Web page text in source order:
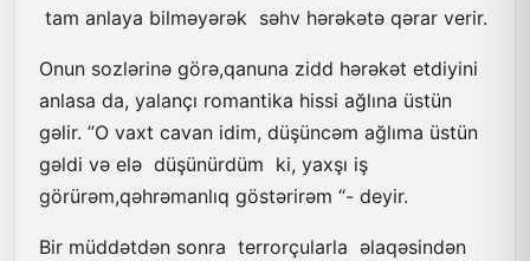
tam anlaya bilməyərək səhv hərəkətə qərar verir.
Onun sozlərinə görə,qanuna zidd hərəkət etdiyini
anlasa da, yalançı romantika hissi ağlına üstün
gəlir. ”O vaxt cavan idim, düşüncəm ağlıma üstün
gəldi və elə düşünürdüm ki, yaxşı iş
görürəm,qəhrəmanlıq göstərirəm “- deyir.
Bir müddətdən sonra terrorçularla əlaqəsindən